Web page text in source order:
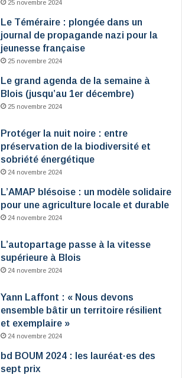
25 novembre 2024
Le Téméraire : plongée dans un
journal de propagande nazi pour la
jeunesse française
25 novembre 2024
Le grand agenda de la semaine à
Blois (jusqu’au 1er décembre)
25 novembre 2024
Protéger la nuit noire : entre
préservation de la biodiversité et
sobriété énergétique
24 novembre 2024
L’AMAP blésoise : un modèle solidaire
pour une agriculture locale et durable
24 novembre 2024
L’autopartage passe à la vitesse
supérieure à Blois
24 novembre 2024
Yann Laffont : « Nous devons
ensemble bâtir un territoire résilient
et exemplaire »
24 novembre 2024
bd BOUM 2024 : les lauréat·es des
sept prix